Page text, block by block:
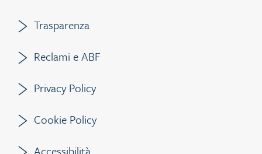
Trasparenza
Reclami e ABF
Privacy Policy
Cookie Policy
Accessibilità